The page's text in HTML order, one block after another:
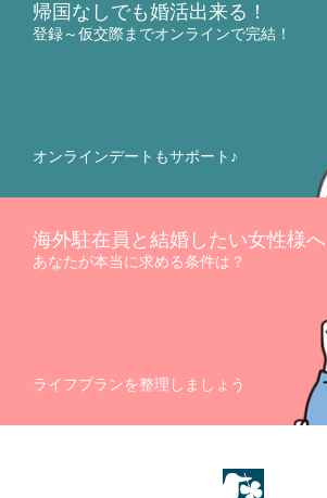
帰国なしでも婚活出来る！
登録～仮交際までオンラインで完結！
オンラインデートもサポート♪
海外駐在員と結婚したい女性様へ
あなたが本当に求める条件は？
ライフプランを整理しましょう